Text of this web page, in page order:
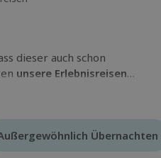
dieser auch schon
unsere Erlebnisreisen
Übernachten
Übernachten